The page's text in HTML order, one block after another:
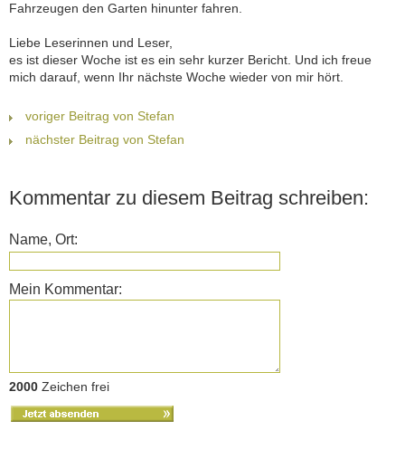
Fahrzeugen den Garten hinunter fahren.
Liebe Leserinnen und Leser,
es ist dieser Woche ist es ein sehr kurzer Bericht. Und ich freue
mich darauf, wenn Ihr nächste Woche wieder von mir hört.
voriger Beitrag von Stefan
nächster Beitrag von Stefan
Kommentar zu diesem Beitrag schreiben:
Name, Ort:
Mein Kommentar:
2000 Zeichen frei